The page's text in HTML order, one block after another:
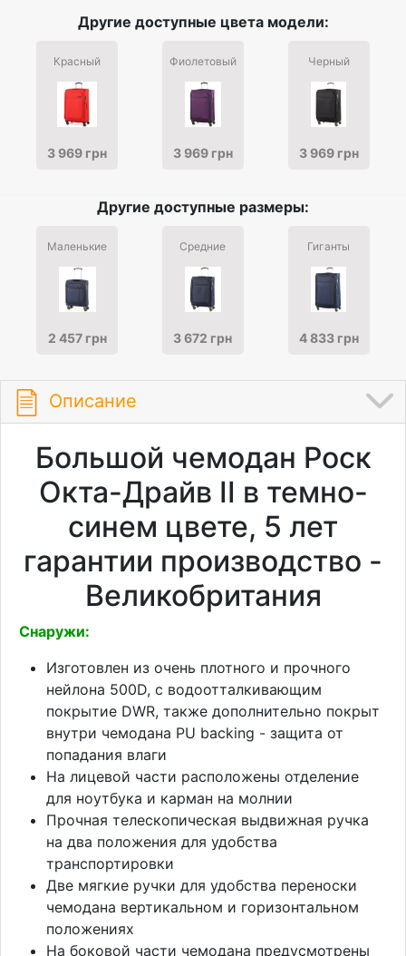
Другие доступные цвета модели:
Красный
3 969 грн
Фиолетовый
3 969 грн
Черный
3 969 грн
Другие доступные размеры:
Маленькие
2 457 грн
Средние
3 672 грн
Гиганты
4 833 грн
Описание
Большой чемодан Роск
Окта-Драйв II в темно-
синем цвете, 5 лет
гарантии производство -
Великобритания
Снаружи:
Изготовлен из очень плотного и прочного
нейлона 500D, с водоотталкивающим
покрытие DWR, также дополнительно покрыт
внутри чемодана PU backing - защита от
попадания влаги
На лицевой части расположены отделение
для ноутбука и карман на молнии
Прочная телескопическая выдвижная ручка
на два положения для удобства
транспортировки
Две мягкие ручки для удобства переноски
чемодана вертикальном и горизонтальном
положениях
На боковой части чемодана предусмотрены